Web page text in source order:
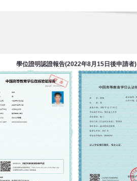
學位證明認證報告(2022年8月15日後申請者)